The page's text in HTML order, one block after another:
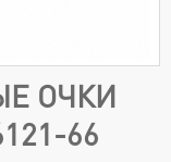
ОЧКИ
66